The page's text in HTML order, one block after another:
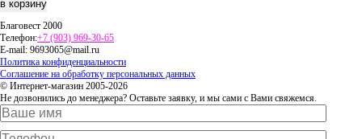
Благовест 2000
Телефон:+7 (903) 969-30-65
E-mail: 9693065@mail.ru
Политика конфиденциальности
Соглашение на обработку персональных данных
© Интернет-магазин 2005-2026
Не дозвонились до менеджера? Оставьте заявку, и мы сами с Вами свяжемся.